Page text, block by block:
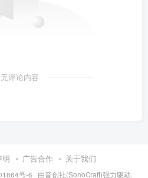
评论内容
明 广告合作 关于我们
号-6 · 由音创社(SonoCraft)强力驱动.